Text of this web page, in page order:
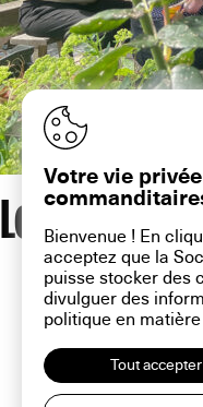
Les
contact@la-snc.org
Votre vie
Bienvenue ! En
acceptez que la
puisse stocker des
divulguer des
politique en
Tout accepter